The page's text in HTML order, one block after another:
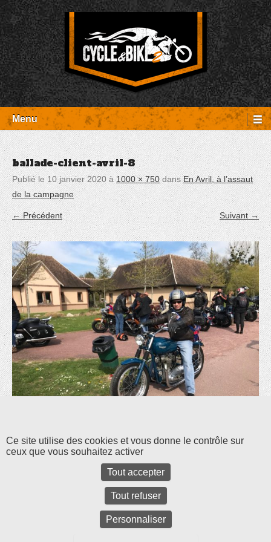
Aller
au
contenu
Cycle et Bike
Entretien Harley-Davidson, préparation et custom, boutique, pièces
détachées Rambouillet
Menu
ballade-client-avril-8
Publié le 10 janvier 2020 à1000 × 750dansEn Avril, à l’assaut
de la campagne
← Précédent Suivant →
Panneau de gestion des cookies
Ce site utilise des cookies et vous donne le contrôle sur
ceux que vous souhaitez activer
Tout accepter
Tout refuser
Personnaliser